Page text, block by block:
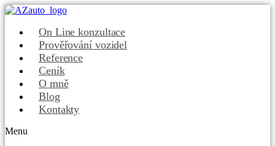
On Line konzultace
Prověřování vozidel
Reference
Ceník
O mně
Blog
Kontakty
Menu